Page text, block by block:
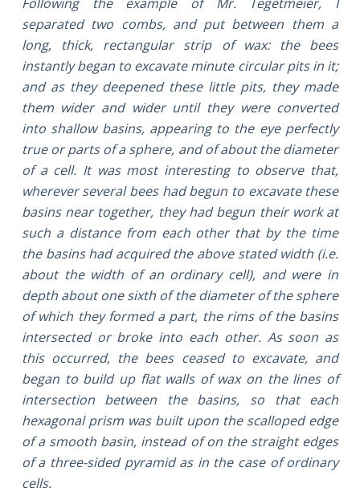
separated two combs, and put between them a
long, thick, rectangular strip of wax: the bees
instantly began to excavate minute circular pits in it;
and as they deepened these little pits, they made
them wider and wider until they were converted
into shallow basins, appearing to the eye perfectly
true or parts of a sphere, and of about the diameter
of a cell. It was most interesting to observe that,
wherever several bees had begun to excavate these
basins near together, they had begun their work at
such a distance from each other that by the time
the basins had acquired the above stated width (i.e.
about the width of an ordinary cell), and were in
depth about one sixth of the diameter of the sphere
of which they formed a part, the rims of the basins
intersected or broke into each other. As soon as
this occurred, the bees ceased to excavate, and
began to build up flat walls of wax on the lines of
intersection between the basins, so that each
hexagonal prism was built upon the scalloped edge
of a smooth basin, instead of on the straight edges
of a three-sided pyramid as in the case of ordinary
cells.